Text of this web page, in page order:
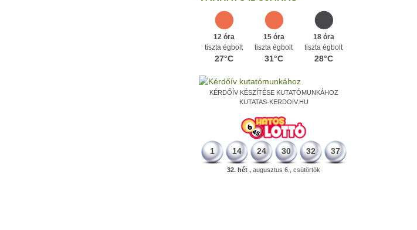
12 óra
tiszta égbolt
27°C
15 óra
tiszta égbolt
31°C
18 óra
tiszta égbolt
28°C
KÉRDŐÍV KÉSZÍTÉSE KUTATÓMUNKÁHOZ
KUTATAS-KERDOIV.HU
1 14 24 30 32 37
32. hét , augusztus 6., csütörtök